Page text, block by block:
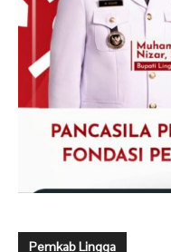
Pemkab Lingga